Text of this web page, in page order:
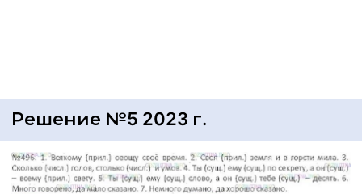
Решение №5 2023 г.